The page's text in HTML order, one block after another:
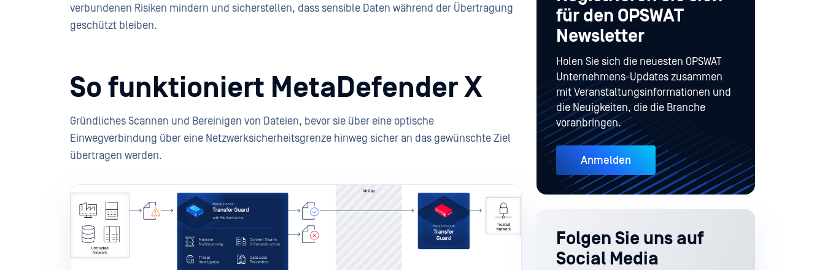
verbundenen Risiken mindern und sicherstellen, dass sensible Daten während der Übertragung
geschützt bleiben.
So funktioniert MetaDefender X
Gründliches Scannen und Bereinigen von Dateien, bevor sie über eine optische
Einwegverbindung über eine Netzwerksicherheitsgrenze hinweg sicher an das gewünschte Ziel
übertragen werden.
für den OPSWAT
Newsletter
Holen Sie sich die neuesten OPSWAT
Unternehmens-Updates zusammen
mit Veranstaltungsinformationen und
die Neuigkeiten, die die Branche
voranbringen.
Anmelden
Folgen Sie uns auf
Social Media